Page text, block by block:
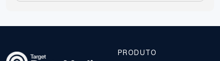
A avaliação do risco deve ser
PRODUTO